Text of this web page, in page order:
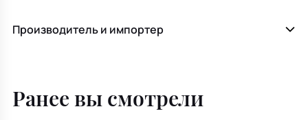
Производитель и импортер
Ранее вы смотрели